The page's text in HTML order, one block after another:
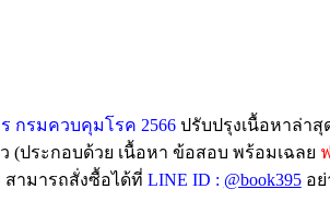
กรมควบคุมโรค 2566ปรับปรุงเนื้อหาล่าสุ
(ประกอบด้วย เนื้อหา ข้อสอบ พร้อมเฉลย
สามารถสั่งซื้อได้ที่ LINE ID : @book395 อ